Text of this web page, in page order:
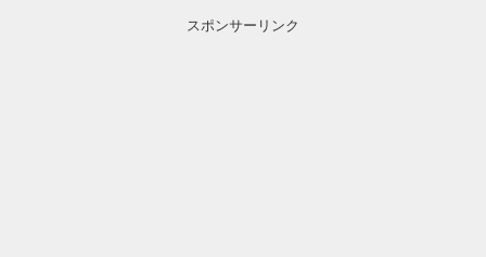
スポンサーリンク